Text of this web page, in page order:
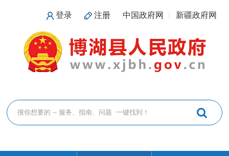
登录 注册 中国政府网 新疆政府网